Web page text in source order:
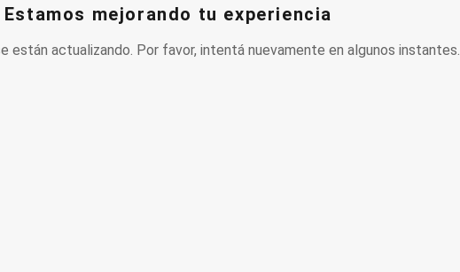
Estamos mejorando tu experiencia
están actualizando. Por favor, intentá nuevamente en algunos instantes.